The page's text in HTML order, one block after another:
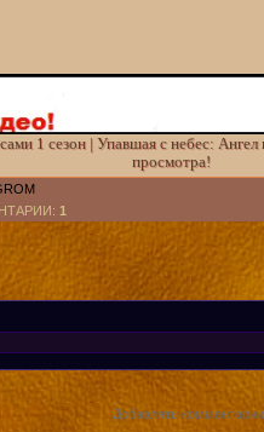
1 сезон | Упавшая с небес:
просмотра!
: 1
Добавлять